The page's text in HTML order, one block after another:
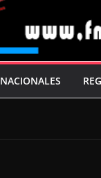
NACIONALES